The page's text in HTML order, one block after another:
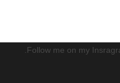
Follow me on my